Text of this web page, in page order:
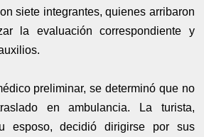
siete integrantes, quienes arribaron
la evaluación correspondiente y
preliminar, se determinó que no
en ambulancia. La turista,
esposo, decidió dirigirse por sus